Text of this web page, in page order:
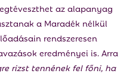
az alapanyag
a Maradék nélkül
rendszeresen
eredményei is. Arra
rizst tennének fel főni, ha